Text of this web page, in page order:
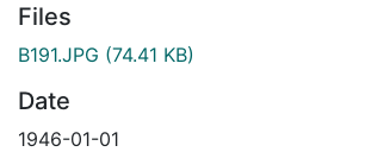
Files
B191.JPG (74.41 KB)
Date
1946-01-01